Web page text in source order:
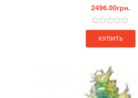
2496.00грн.
КУПИТЬ